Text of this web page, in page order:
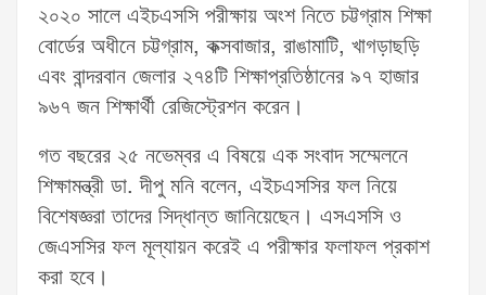
২০২০ সালে এইচএসসি পরীক্ষায় অংশ নিতে চট্টগ্রাম শিক্ষা
বোর্ডের অধীনে চট্টগ্রাম, কক্সবাজার, রাঙামাটি, খাগড়াছড়ি
এবং বান্দরবান জেলার ২৭৪টি শিক্ষাপ্রতিষ্ঠানের ৯৭ হাজার
৯৬৭ জন শিক্ষার্থী রেজিস্ট্রেশন করেন।
গত বছরের ২৫ নভেম্বর এ বিষয়ে এক সংবাদ সম্মেলনে
শিক্ষামন্ত্রী ডা. দীপু মনি বলেন, এইচএসসির ফল নিয়ে
বিশেষজ্ঞরা তাদের সিদ্ধান্ত জানিয়েছেন। এসএসসি ও
জেএসসির ফল মূল্যায়ন করেই এ পরীক্ষার ফলাফল প্রকাশ
করা হবে।